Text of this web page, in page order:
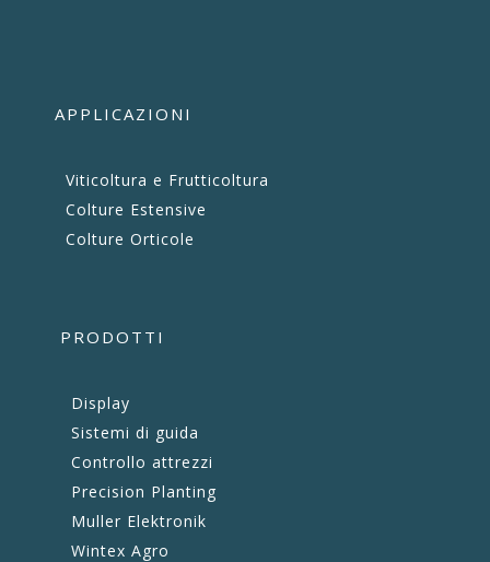
APPLICAZIONI
Viticoltura e Frutticoltura
Colture Estensive
Colture Orticole
PRODOTTI
Display
Sistemi di guida
Controllo attrezzi
Precision Planting
Muller Elektronik
Wintex Agro